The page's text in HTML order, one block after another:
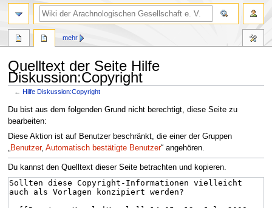
Quelltext der Seite Hilfe
Diskussion:Copyright
←Hilfe Diskussion:Copyright
Zur
Navigation
springen
Zur
Suche
springen
Du bist aus dem folgenden Grund nicht berechtigt, diese Seite zu
bearbeiten:
Diese Aktion ist auf Benutzer beschränkt, die einer der Gruppen
„Benutzer, Automatisch bestätigte Benutzer“ angehören.
Du kannst den Quelltext dieser Seite betrachten und kopieren.
mehr